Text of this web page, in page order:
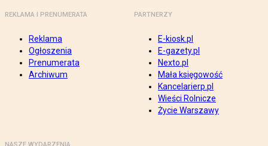
REKLAMA I PRENUMERATA
Reklama
Ogłoszenia
Prenumerata
Archiwum
PARTNERZY
E-kiosk.pl
E-gazety.pl
Nexto.pl
Mała księgowość
Kancelarierp.pl
Wieści Rolnicze
Życie Warszawy